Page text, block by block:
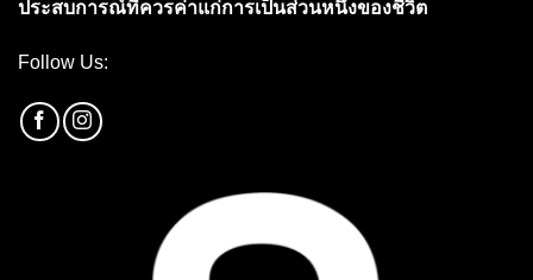
ประสบการณ์ที่ควรค่าแก่การเป็นส่วนหนึ่งของชีวิต
Follow Us: